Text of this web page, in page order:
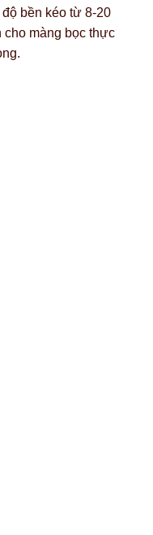
bền kéo từ 8-20
cho màng bọc thực